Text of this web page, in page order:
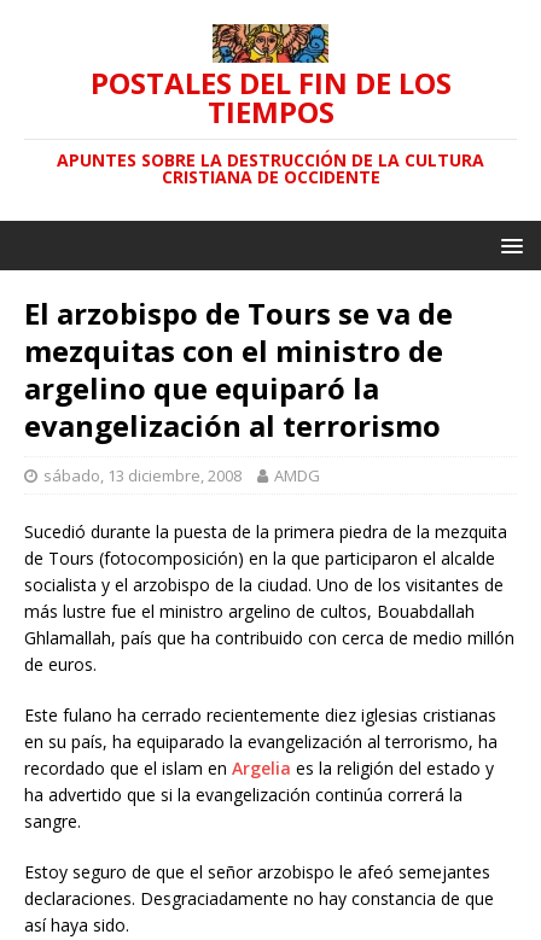
POSTALES DEL FIN DE LOS
TIEMPOS
APUNTES SOBRE LA DESTRUCCIÓN DE LA CULTURA
CRISTIANA DE OCCIDENTE
El arzobispo de Tours se va de
mezquitas con el ministro de
argelino que equiparó la
evangelización al terrorismo
sábado, 13 diciembre, 2008 AMDG
Sucedió durante la puesta de la primera piedra de la mezquita
de Tours (fotocomposición) en la que participaron el alcalde
socialista y el arzobispo de la ciudad. Uno de los visitantes de
más lustre fue el ministro argelino de cultos, Bouabdallah
Ghlamallah, país que ha contribuido con cerca de medio millón
de euros.
Este fulano ha cerrado recientemente diez iglesias cristianas
en su país, ha equiparado la evangelización al terrorismo, ha
recordado que el islam en Argelia es la religión del estado y
ha advertido que si la evangelización continúa correrá la
sangre.
Estoy seguro de que el señor arzobispo le afeó semejantes
declaraciones. Desgraciadamente no hay constancia de que
así haya sido.